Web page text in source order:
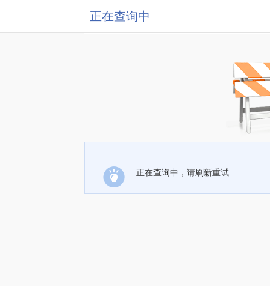
正在查询中
正在查询中，请刷新重试